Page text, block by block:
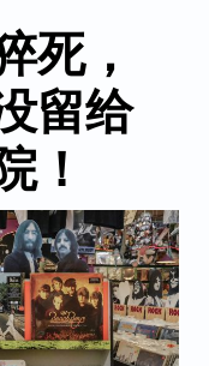
死，
留给
！